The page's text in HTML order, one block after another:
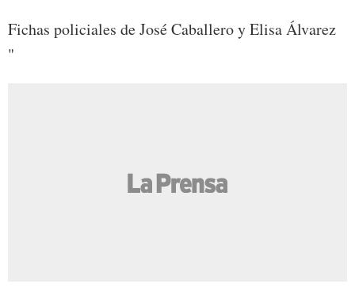
Fichas policiales de José Caballero y Elisa Álvarez
"